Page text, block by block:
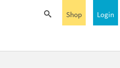
Login
Shop